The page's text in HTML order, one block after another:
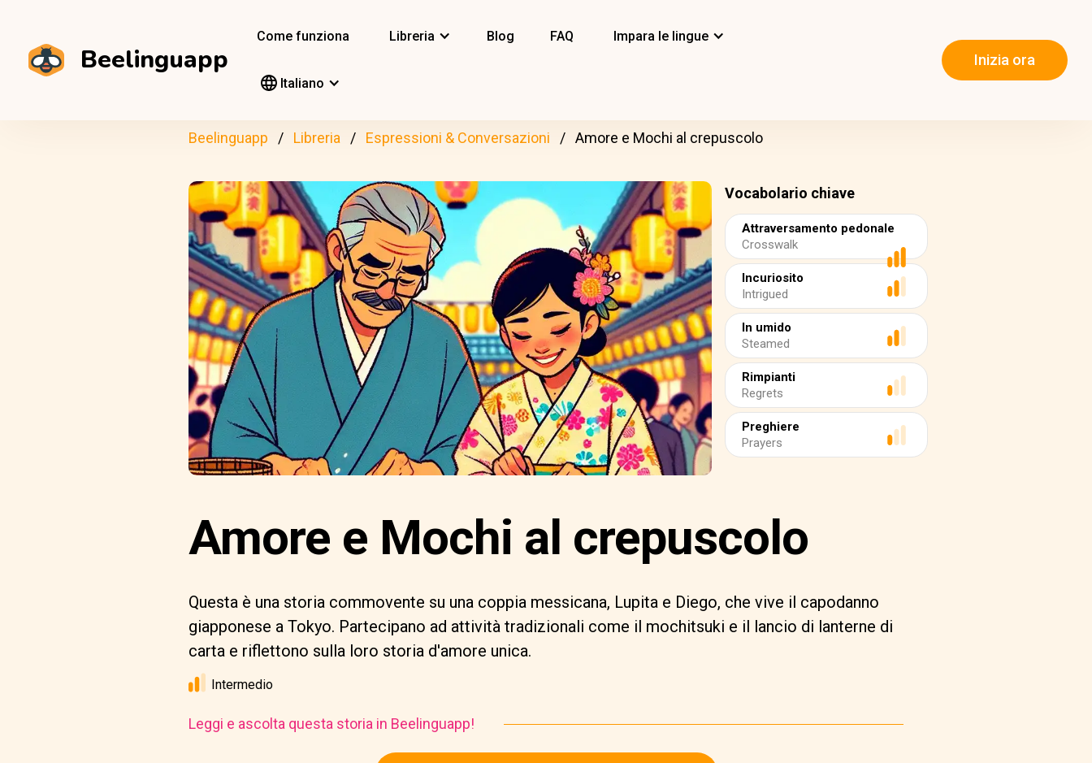
Beelinguapp
Come funziona Libreria Blog FAQ Impara le lingue
Italiano
Inizia ora
Beelinguapp Libreria Espressioni & Conversazioni Amore e Mochi al crepuscolo
Vocabolario chiave
Attraversamento pedonale
Crosswalk
Incuriosito
Intrigued
In umido
Steamed
Rimpianti
Regrets
Preghiere
Prayers
Amore e Mochi al crepuscolo
Questa è una storia commovente su una coppia messicana, Lupita e Diego, che vive il capodanno
giapponese a Tokyo. Partecipano ad attività tradizionali come il mochitsuki e il lancio di lanterne di
carta e riflettono sulla loro storia d'amore unica.
Intermedio
Leggi e ascolta questa storia in Beelinguapp!